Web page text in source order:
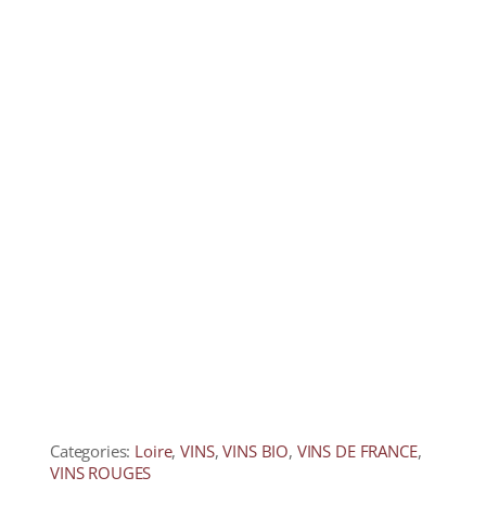
Categories: Loire,VINS,VINS BIO, VINS DE FRANCE,
VINS ROUGES